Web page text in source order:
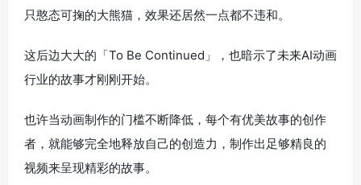
只憨态可掬的大熊猫，效果还居然一点都不违和。
这后边大大的「To Be Continued」，也暗示了未来AI动画
行业的故事才刚刚开始。
也许当动画制作的门槛不断降低，每个有优美故事的创作
者，就能够完全地释放自己的创造力，制作出足够精良的
视频来呈现精彩的故事。